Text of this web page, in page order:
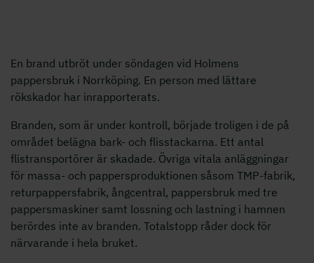
En brand utbröt under söndagen vid Holmens
pappersbruk i Norrköping. En person med lättare
rökskador har inrapporterats.
Branden, som är under kontroll, började troligen i de på
området belägna bark- och flisstackarna. Ett antal
flistransportörer är skadade. Övriga vitala anläggningar
för massa- och pappersproduktionen såsom TMP-fabrik,
returpappersfabrik, ångcentral, pappersbruk med tre
pappersmaskiner samt lossning och lastning i hamnen
berördes inte av branden. Totalstopp råder dock för
närvarande i hela bruket.